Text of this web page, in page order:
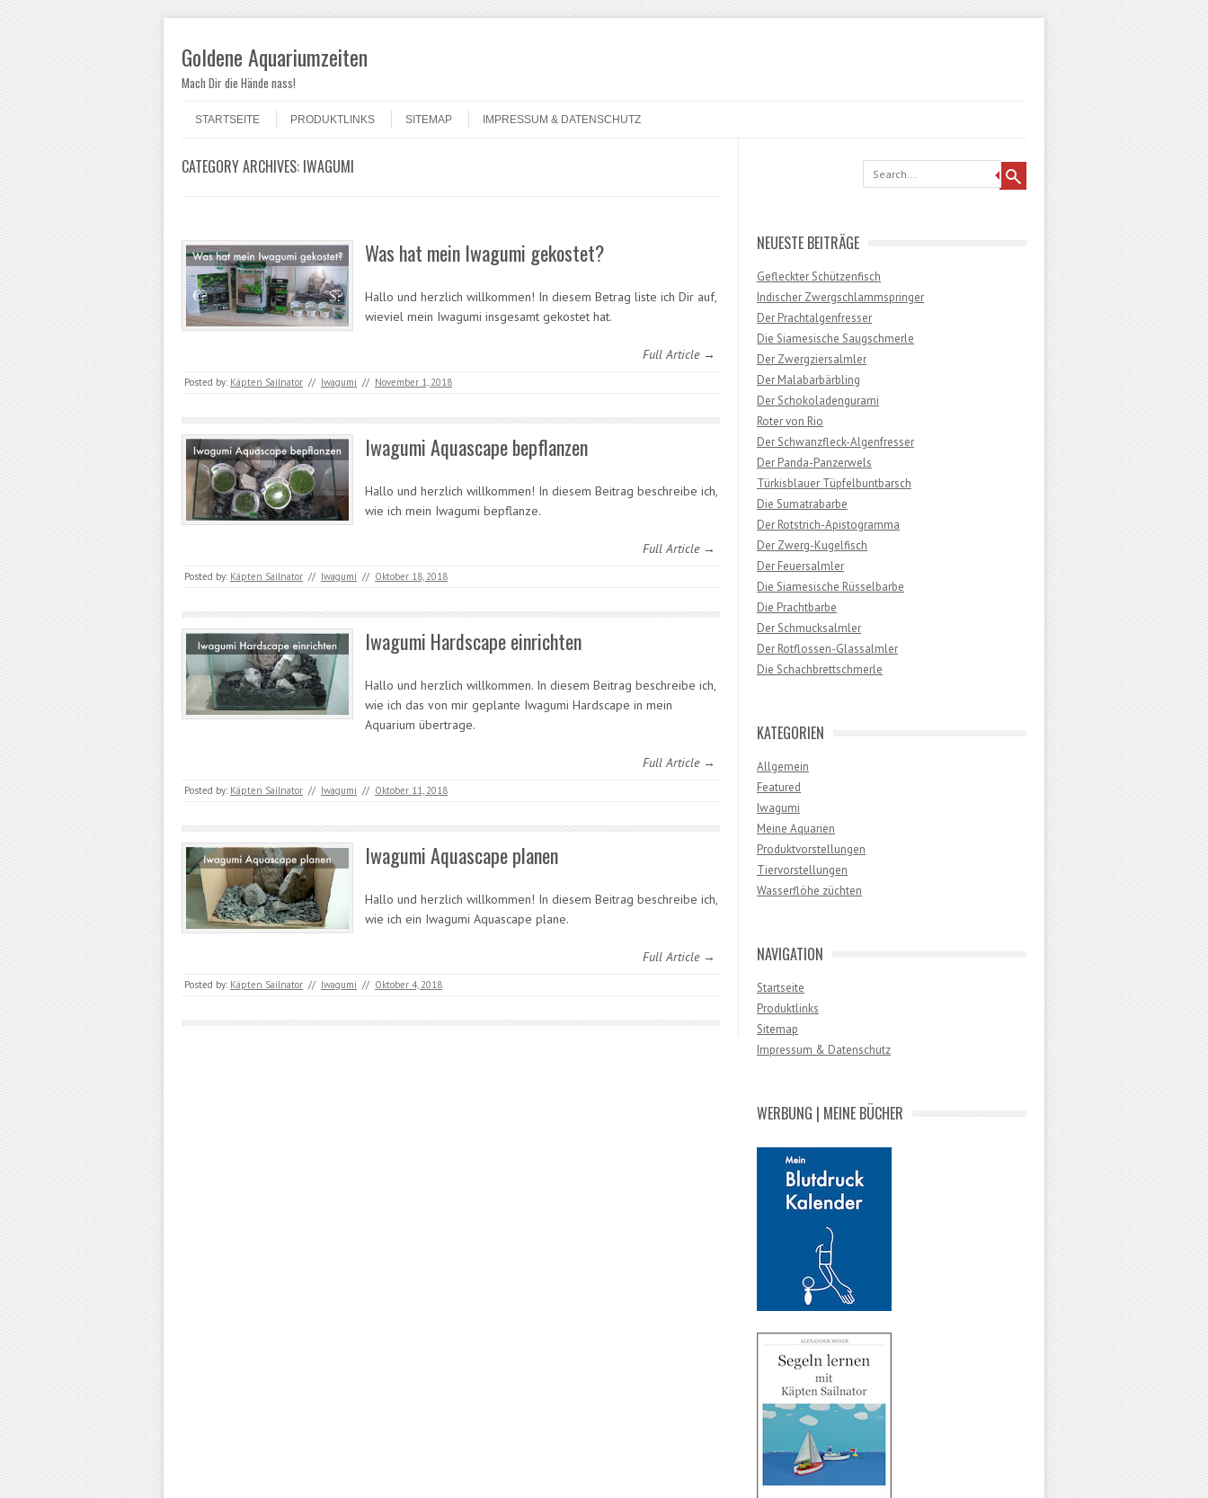
Goldene Aquariumzeiten
Mach Dir die Hände nass!
Menu
STARTSEITE
PRODUKTLINKS SITEMAP IMPRESSUM & DATENSCHUTZ
CATEGORY ARCHIVES: IWAGUMI
Was hat mein Iwagumi gekostet?
Hallo und herzlich willkommen! In diesem Betrag liste ich Dir auf,
wieviel mein Iwagumi insgesamt gekostet hat.
Full Article →
Posted by: Käpten Sailnator // Iwagumi // November 1, 2018
Iwagumi Aquascape bepflanzen
Hallo und herzlich willkommen! In diesem Beitrag beschreibe ich,
wie ich mein Iwagumi bepflanze.
Full Article →
Posted by: Käpten Sailnator // Iwagumi // Oktober 18, 2018
Iwagumi Hardscape einrichten
Hallo und herzlich willkommen. In diesem Beitrag beschreibe ich,
wie ich das von mir geplante Iwagumi Hardscape in mein
Aquarium übertrage.
Full Article →
Posted by: Käpten Sailnator // Iwagumi // Oktober 11, 2018
Iwagumi Aquascape planen
Hallo und herzlich willkommen! In diesem Beitrag beschreibe ich,
wie ich ein Iwagumi Aquascape plane.
Full Article →
Posted by: Käpten Sailnator // Iwagumi // Oktober 4, 2018
NEUESTE BEITRÄGE
Gefleckter Schützenfisch
Indischer Zwergschlammspringer
Der Prachtalgenfresser
Die Siamesische Saugschmerle
Der Zwergziersalmler
Der Malabarbärbling
Der Schokoladengurami
Roter von Rio
Der Schwanzfleck-Algenfresser
Der Panda-Panzerwels
Türkisblauer Tüpfelbuntbarsch
Die Sumatrabarbe
Der Rotstrich-Apistogramma
Der Zwerg-Kugelfisch
Der Feuersalmler
Die Siamesische Rüsselbarbe
Die Prachtbarbe
Der Schmucksalmler
Der Rotflossen-Glassalmler
Die Schachbrettschmerle
KATEGORIEN
Allgemein
Featured
Iwagumi
Meine Aquarien
Produktvorstellungen
Tiervorstellungen
Wasserflöhe züchten
NAVIGATION
Startseite
Produktlinks
Sitemap
Impressum & Datenschutz
WERBUNG | MEINE BÜCHER